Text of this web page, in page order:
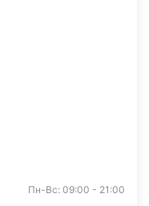
Пн-Вс: 09:00 - 21:00